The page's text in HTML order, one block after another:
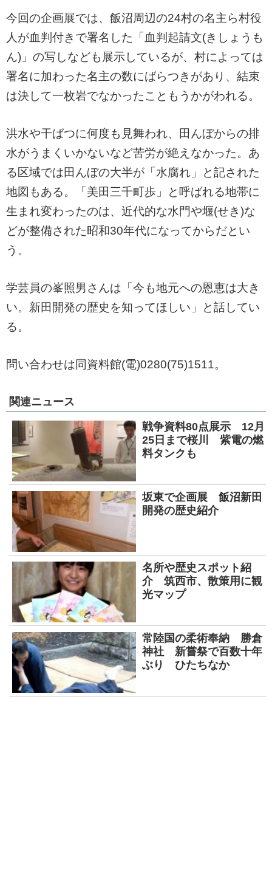
今回の企画展では、飯沼周辺の24村の名主ら村役
人が血判付きで署名した「血判起請文(きしょうも
ん)」の写しなども展示しているが、村によっては
署名に加わった名主の数にばらつきがあり、結束
は決して一枚岩でなかったこともうかがわれる。
洪水や干ばつに何度も見舞われ、田んぼからの排
水がうまくいかないなど苦労が絶えなかった。あ
る区域では田んぼの大半が「水腐れ」と記された
地図もある。「美田三千町歩」と呼ばれる地帯に
生まれ変わったのは、近代的な水門や堰(せき)な
どが整備された昭和30年代になってからだとい
う。
学芸員の峯照男さんは「今も地元への恩恵は大き
い。新田開発の歴史を知ってほしい」と話してい
る。
問い合わせは同資料館(電)0280(75)1511。
関連ニュース
戦争資料80点展示 12月
25日まで桜川 紫電の燃
料タンクも
坂東で企画展 飯沼新田
開発の歴史紹介
名所や歴史スポット紹
介 筑西市、散策用に観
光マップ
常陸国の柔術奉納 勝倉
神社 新嘗祭で百数十年
ぶり ひたちなか